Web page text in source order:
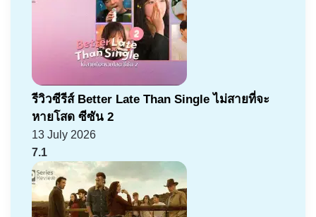
รีวิวซีรีส์ Better Late Than Single ไม่สายที่จะ
หายโสด ซีซัน 2
13 July 2026
7.1